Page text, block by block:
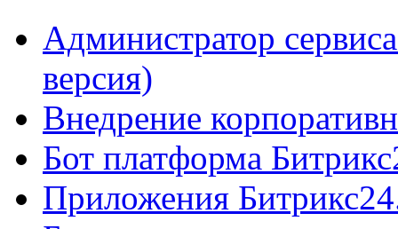
Администратор
версия)
Внедрение
Бот платформа
Приложения